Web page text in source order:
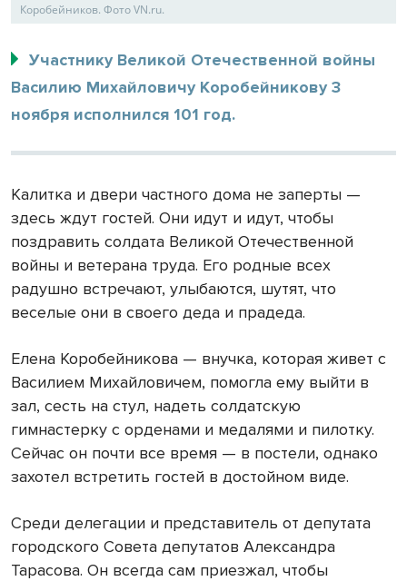
Коробейников. Фото VN.ru.
Участнику Великой Отечественной войны
Василию Михайловичу Коробейникову 3
ноября исполнился 101 год.
Калитка и двери частного дома не заперты —
здесь ждут гостей. Они идут и идут, чтобы
поздравить солдата Великой Отечественной
войны и ветерана труда. Его родные всех
радушно встречают, улыбаются, шутят, что
веселые они в своего деда и прадеда.
Елена Коробейникова — внучка, которая живет с
Василием Михайловичем, помогла ему выйти в
зал, сесть на стул, надеть солдатскую
гимнастерку с орденами и медалями и пилотку.
Сейчас он почти все время — в постели, однако
захотел встретить гостей в достойном виде.
Среди делегации и представитель от депутата
городского Совета депутатов Александра
Тарасова. Он всегда сам приезжал, чтобы